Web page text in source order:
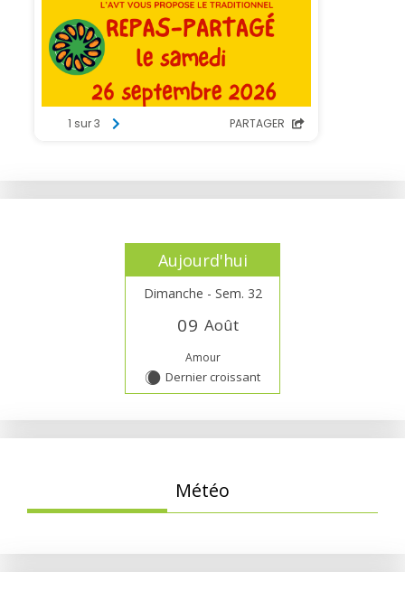
Aujourd'hui
Dimanche - Sem. 32
09 Août
Amour
X Dernier croissant
Météo